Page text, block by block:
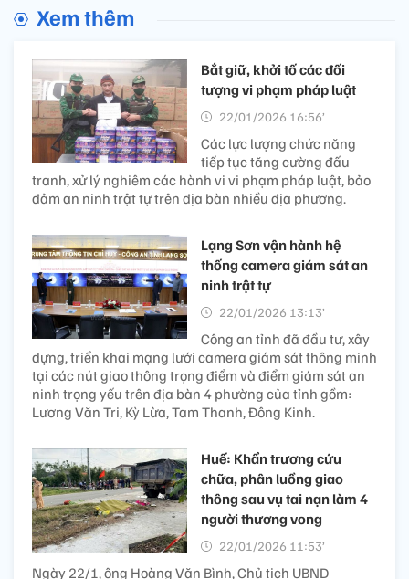
Xem thêm
Bắt giữ, khởi tố các đối
tượng vi phạm pháp luật
22/01/2026 16:56’
Các lực lượng chức năng
tiếp tục tăng cường đấu
tranh, xử lý nghiêm các hành vi vi phạm pháp luật, bảo
đảm an ninh trật tự trên địa bàn nhiều địa phương.
Lạng Sơn vận hành hệ
thống camera giám sát an
ninh trật tự
22/01/2026 13:13’
Công an tỉnh đã đầu tư, xây
dựng, triển khai mạng lưới camera giám sát thông minh
tại các nút giao thông trọng điểm và điểm giám sát an
ninh trọng yếu trên địa bàn 4 phường của tỉnh gồm:
Lương Văn Tri, Kỳ Lừa, Tam Thanh, Đông Kinh.
Huế: Khẩn trương cứu
chữa, phân luồng giao
thông sau vụ tai nạn làm 4
người thương vong
22/01/2026 11:53’
Ngày 22/1, ông Hoàng Văn Bình, Chủ tịch UBND